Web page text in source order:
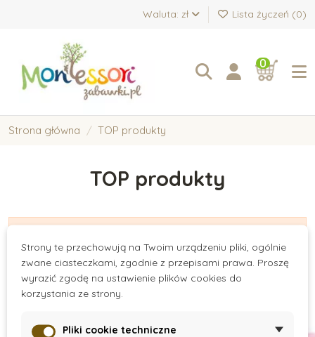
Waluta: zł Lista życzeń (0)
0
Strona główna TOP produkty
TOP produkty
Subskrypcja newslettera
Strony te przechowują na Twoim urządzeniu pliki, ogólnie
zwane ciasteczkami, zgodnie z przepisami prawa. Proszę
wyrazić zgodę na ustawienie plików cookies do
korzystania ze strony.
Pliki cookie techniczne